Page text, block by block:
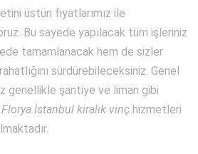
üstün fiyatlarımız ile
Bu sayede yapılacak tüm işleriniz
tamamlanacak hem de sizler
sürdürebileceksiniz. Genel
genellikle şantiye ve liman gibi
Florya İstanbul kiralık vinç hizmetleri